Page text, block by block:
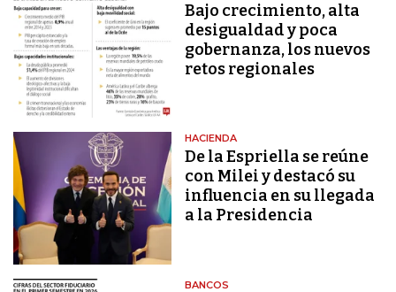
Bajo crecimiento, alta
desigualdad y poca
gobernanza, los nuevos
retos regionales
HACIENDA
De la Espriella se reúne
con Milei y destacó su
influencia en su llegada
a la Presidencia
BANCOS